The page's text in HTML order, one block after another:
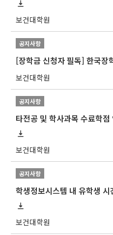
보건대학원
공지사항
보건대학원
공지사항
타전공 및 학사과목 수료학
보건대학원
공지사항
보건대학원